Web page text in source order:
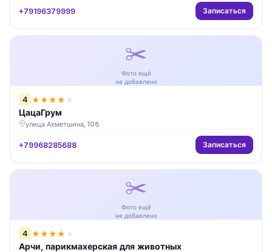
+79196379999 Записаться
✂️
Фото ещё
не добавлено
4 ★★★★ ★
ЦацаГрум
улица Ахметшина, 108
+79968285688 Записаться
✂️
Фото ещё
не добавлено
4 ★★★★ ★
Арчи, парикмахерская для животных